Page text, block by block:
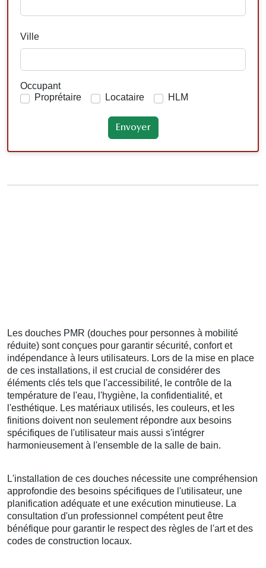
Ville
Occupant
Proprétaire
Locataire HLM
Les douches PMR (douches pour personnes à mobilité
réduite) sont conçues pour garantir sécurité, confort et
indépendance à leurs utilisateurs. Lors de la mise en place
de ces installations, il est crucial de considérer des
éléments clés tels que l'accessibilité, le contrôle de la
température de l'eau, l'hygiène, la confidentialité, et
l'esthétique. Les matériaux utilisés, les couleurs, et les
finitions doivent non seulement répondre aux besoins
spécifiques de l'utilisateur mais aussi s'intégrer
harmonieusement à l'ensemble de la salle de bain.
L'installation de ces douches nécessite une compréhension
approfondie des besoins spécifiques de l'utilisateur, une
planification adéquate et une exécution minutieuse. La
consultation d'un professionnel compétent peut être
bénéfique pour garantir le respect des règles de l'art et des
codes de construction locaux.